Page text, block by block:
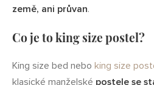
země, ani průvan.
Co je to king size postel?
King size bed nebo king size
klasické manželské postele se